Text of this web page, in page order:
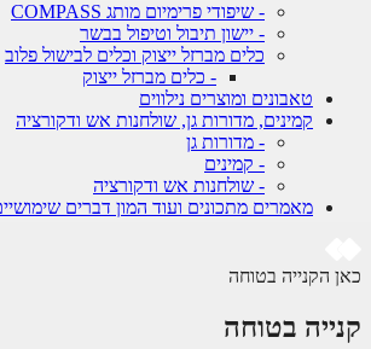
- שיפודי פרימיום מותג COMPASS
- יישון תיבול וטיפול בבשר
כלים מברזל ייצוק וכלים לבישול פלוב
- כלים מברזל ייצוק
טאבונים ומוצרים נילווים
קמינים, מדורות גן, שולחנות אש ודקורציה
- מדורות גן
- קמינים
- שולחנות אש ודקורציה
מאמרים מתכונים ועוד המון דברים שימושיים
הקנייה בטוחה
בטוחה